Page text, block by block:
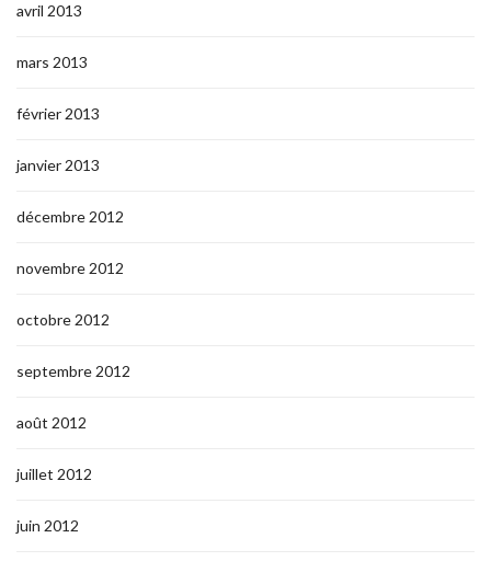
avril 2013
mars 2013
février 2013
janvier 2013
décembre 2012
novembre 2012
octobre 2012
septembre 2012
août 2012
juillet 2012
juin 2012